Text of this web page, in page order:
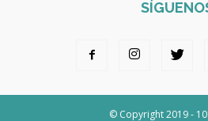
© Copyright 2019 -